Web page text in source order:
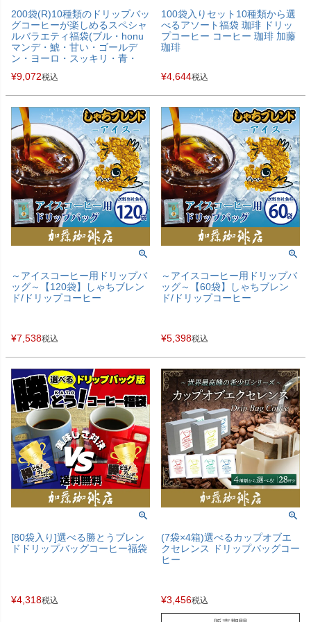
200袋(R)10種類のドリップバッ
グコーヒーが楽しめるスペシャ
ルバラエティ福袋(ブル・honu
マンデ・鯱・甘い・ゴールデ
ン・ヨーロ・スッキリ・青・
ーヒー 送料無料 加藤珈琲
¥9,072税込
100袋入りセット10種類から選
べるアソート福袋 珈琲 ドリッ
プコーヒー コーヒー 珈琲 加藤
珈琲
¥4,644税込
～アイスコーヒー用ドリップバ
ッグ～【120袋】しゃちブレン
ド/ドリップコーヒー
¥7,538税込
～アイスコーヒー用ドリップバ
ッグ～【60袋】しゃちブレン
ド/ドリップコーヒー
¥5,398税込
[80袋入り]選べる勝とうブレン
ドドリップバッグコーヒー福袋
¥4,318税込
(7袋×4箱)選べるカップオブエ
クセレンス ドリップバッグコー
ヒー
¥3,456税込